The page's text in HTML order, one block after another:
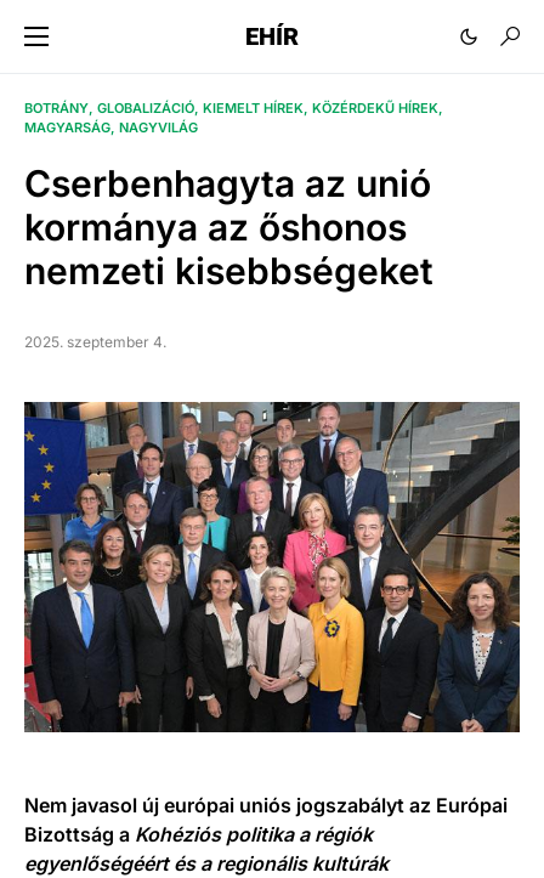
EHÍR
BOTRÁNY GLOBALIZÁCIÓ KIEMELT HÍREK KÖZÉRDEKŰ HÍREK
MAGYARSÁG NAGYVILÁG
Cserbenhagyta az unió
kormánya az őshonos
nemzeti kisebbségeket
2025. szeptember 4.
Nem javasol új európai uniós jogszabályt az Európai
Bizottság a Kohéziós politika a régiók
egyenlőségéért és a regionális kultúrák